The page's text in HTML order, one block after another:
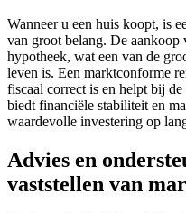
Wanneer u een huis koopt, is
van groot belang. De aankoop
hypotheek, wat een van de
leven is. Een marktconforme
fiscaal correct is en helpt bij
biedt financiële stabiliteit en
waardevolle investering op
Advies en
vaststellen van